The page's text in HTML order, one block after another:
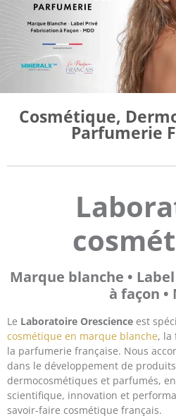
Cosmétique,
Parfumerie
Marque blanche •
à façon •
Le Laboratoire Orescience est
cosmétique en marque blanche, la
la parfumerie française. Nous
dans le développement de
dermocosmétiques et parfumés,
scientifique, innovation et
savoir-faire cosmétique français.